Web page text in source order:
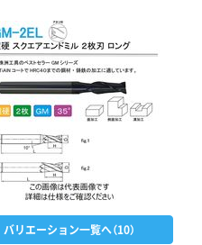
バリエーション一覧へ（10）